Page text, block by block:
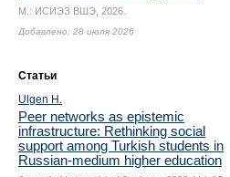
М.: ИСИЭЗ ВШЭ, 2026.
Добавлено: 28 июля 2026
Статьи
Ulgen H.
Peer networks as epistemic
infrastructure: Rethinking social
support among Turkish students in
Russian-medium higher education